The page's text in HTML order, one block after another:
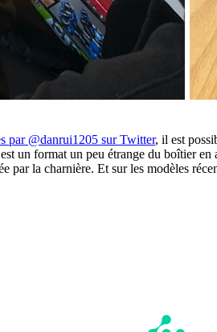
par @danrui1205 sur Twitter, il est
un format un peu étrange du boîtier
par la charnière. Et sur les modèles